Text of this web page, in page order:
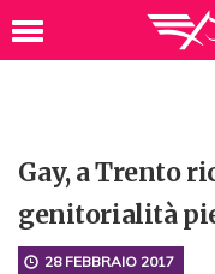
Gay, a Trento
genitorialità
28 FEBBRAIO 2017